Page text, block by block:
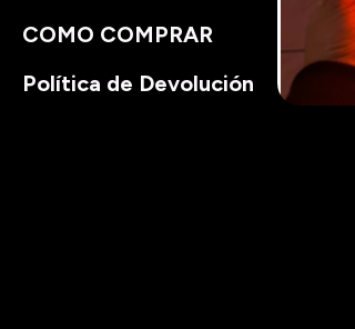
COMO COMPRAR
Política de Devolución